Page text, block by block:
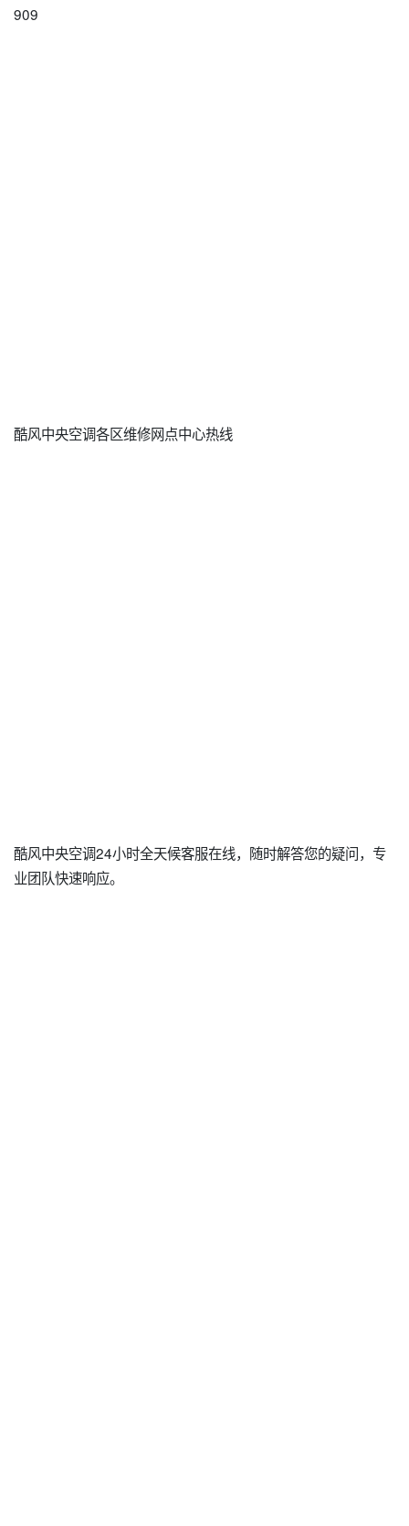
909
酷风中央空调各区维修网点中心热线
酷风中央空调24小时全天候客服在线，随时解答您的疑问，专
业团队快速响应。